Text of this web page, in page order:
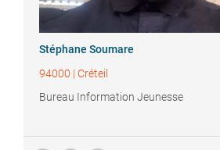
Stéphane Soumare
94000 | Créteil
Bureau Information Jeunesse